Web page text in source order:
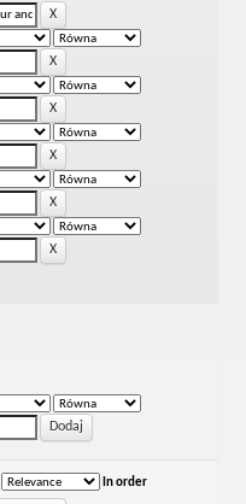
In order